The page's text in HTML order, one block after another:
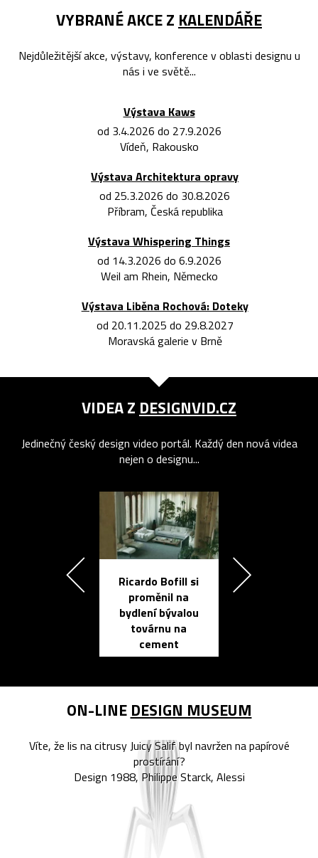
VYBRANÉ AKCE Z KALENDÁŘE
Nejdůležitější akce, výstavy, konference v oblasti designu u
nás i ve světě...
Výstava Kaws
od 3.4.2026 do 27.9.2026
Vídeň, Rakousko
Výstava Architektura opravy
od 25.3.2026 do 30.8.2026
Příbram, Česká republika
Výstava Whispering Things
od 14.3.2026 do 6.9.2026
Weil am Rhein, Německo
Výstava Liběna Rochová: Doteky
od 20.11.2025 do 29.8.2027
Moravská galerie v Brně
VIDEA Z DESIGNVID.CZ
Jedinečný český design video portál. Každý den nová videa
nejen o designu...
Ricardo Bofill si
proměnil na
bydlení bývalou
továrnu na
cement
ON-LINE DESIGN MUSEUM
Víte, že lis na citrusy Juicy Salif byl navržen na papírové
prostírání?
Design 1988, Philippe Starck, Alessi